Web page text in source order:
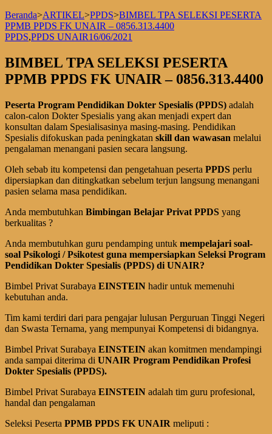
Beranda>ARTIKEL>PPDS>BIMBEL TPA SELEKSI PESERTA
PPMB PPDS FK UNAIR – 0856.313.4400
PPDS,PPDS UNAIR16/06/2021
BIMBEL TPA SELEKSI PESERTA
PPMB PPDS FK UNAIR – 0856.313.4400
Peserta Program Pendidikan Dokter Spesialis (PPDS) adalah
calon-calon Dokter Spesialis yang akan menjadi expert dan
konsultan dalam Spesialisasinya masing-masing. Pendidikan
Spesialis difokuskan pada peningkatan skill dan wawasan melalui
pengalaman menangani pasien secara langsung.
Oleh sebab itu kompetensi dan pengetahuan peserta PPDS perlu
dipersiapkan dan ditingkatkan sebelum terjun langsung menangani
pasien selama masa pendidikan.
Anda membutuhkan Bimbingan Belajar Privat PPDS yang
berkualitas ?
Anda membutuhkan guru pendamping untuk mempelajari soal-
soal Psikologi / Psikotest guna mempersiapkan Seleksi Program
Pendidikan Dokter Spesialis (P­­PDS) di UNAIR?
Bimbel Privat Surabaya EINSTEIN hadir untuk memenuhi
kebutuhan anda.
Tim kami terdiri dari para pengajar lulusan Perguruan Tinggi Negeri
dan Swasta Ternama, yang mempunyai Kompetensi di bidangnya.
Bimbel Privat Surabaya EINSTEIN akan komitmen mendampingi
anda sampai diterima di UNAIR Program Pendidikan Profesi
Dokter Spesialis (PPDS).
Bimbel Privat Surabaya EINSTEIN adalah tim guru profesional,
handal dan pengalaman
Seleksi Peserta PPMB PPDS FK UNAIR meliputi :